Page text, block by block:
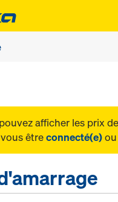
afficher les prix
êtreconnecté(e)ou